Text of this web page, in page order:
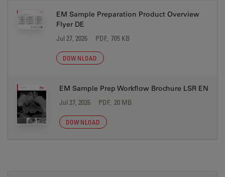
EM Sample Preparation Product Overview
Flyer DE
Jul 27, 2026 PDF, 705 KB
DOWNLOAD
EM Sample Prep Workflow Brochure LSR EN
Jul 27, 2026 PDF, 20 MB
DOWNLOAD